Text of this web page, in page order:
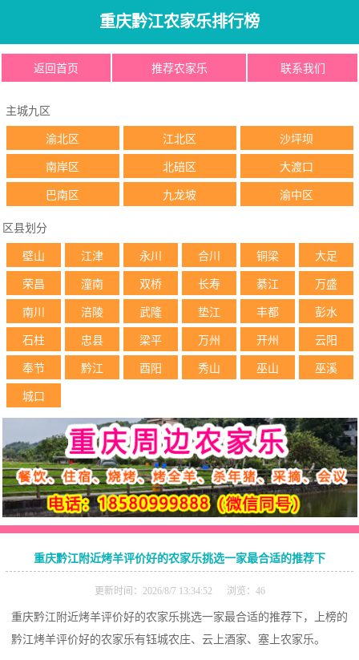
重庆黔江农家乐排行榜
返回首页 推荐农家乐 联系我们
主城九区
渝北区 江北区 沙坪坝
南岸区 北碚区 大渡口
巴南区 九龙坡 渝中区
区县划分
壁山 江津 永川 合川 铜梁 大足
荣昌 潼南 双桥 长寿 綦江 万盛
南川 涪陵 武隆 垫江 丰都 彭水
石柱 忠县 梁平 万州 开州 云阳
奉节 黔江 酉阳 秀山 巫山 巫溪
城口
重庆黔江附近烤羊评价好的农家乐挑选一家最合适的推荐下
更新时间：2026/8/7 13:34:52 浏览：46
重庆黔江附近烤羊评价好的农家乐挑选一家最合适的推荐下，上榜的
黔江烤羊评价好的农家乐有钰城农庄、云上酒家、塞上农家乐。